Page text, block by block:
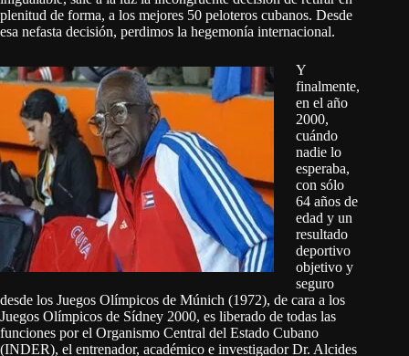
plenitud de forma, a los mejores 50 peloteros cubanos. Desde
esa nefasta decisión, perdimos la hegemonía internacional.
Y
finalmente,
en el año
2000,
cuándo
nadie lo
esperaba,
con sólo
64 años de
edad y un
resultado
deportivo
objetivo y
seguro
desde los Juegos Olímpicos de Múnich (1972), de cara a los
Juegos Olímpicos de Sídney 2000, es liberado de todas las
funciones por el Organismo Central del Estado Cubano
(INDER), el entrenador, académico e investigador Dr. Alcides